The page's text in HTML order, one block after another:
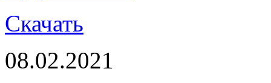
Скачать
08.02.2021